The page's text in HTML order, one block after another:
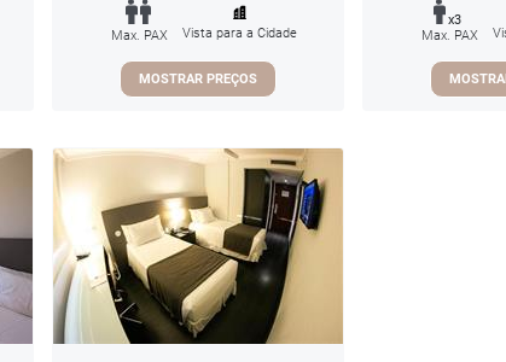
Max. PAX Vista para a Cidade
MOSTRAR PREÇOS
x3
Max. PAX